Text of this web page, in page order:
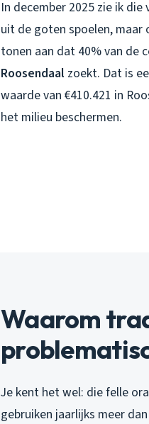
In december 2025 zie ik
uit de goten spoelen, maar
tonen aan dat 40% van de
Roosendaal zoekt. Dat is
waarde van €410.421 in
het milieu beschermen.
Waarom
Je kent het wel: die felle
gebruiken jaarlijks meer